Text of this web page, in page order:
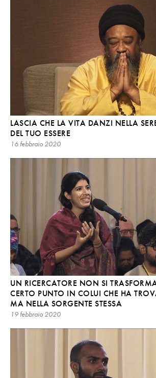
LASCIA CHE LA VITA DANZI NELLA
DEL TUO ESSERE
16 febbraio 2020
UN RICERCATORE NON SI
CERTO PUNTO IN COLUI CHE HA
MA NELLA SORGENTE STESSA
19 febbraio 2020